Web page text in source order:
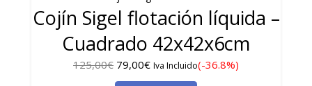
Cojín Sigel flotación líquida –
Cuadrado 42x42x6cm
125,00€ El
precio
79,00€El
precio
Iva Incluido(-36.8%)